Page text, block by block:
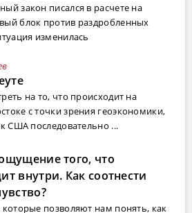
закон писался в расчете на
блок против раздробленных
изменилась
на то, что происходит на
с точки зрения геоэкономики,
США последовательно ...
того, что
внутри. Как соотнести
позволяют нам понять, как